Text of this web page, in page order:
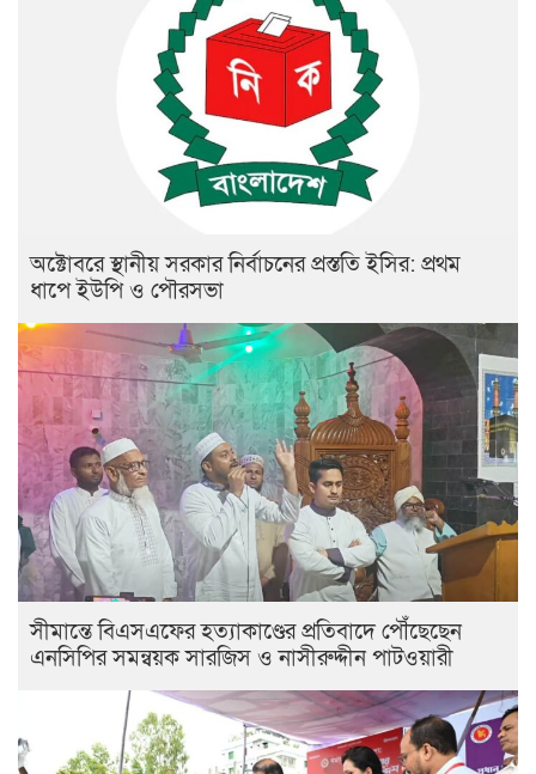
অক্টোবরে স্থানীয় সরকার নির্বাচনের প্রস্ততি ইসির: প্রথম
ধাপে ইউপি ও পৌরসভা
সীমান্তে বিএসএফের হত্যাকাণ্ডের প্রতিবাদে পৌঁছেছেন
এনসিপির সমন্বয়ক সারজিস ও নাসীরুদ্দীন পাটওয়ারী